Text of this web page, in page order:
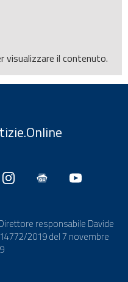
visualizzare il contenuto.
responsabile Davide
2019 del 7 novembre